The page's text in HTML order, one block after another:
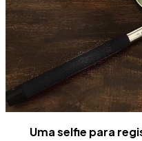
Uma selfie para